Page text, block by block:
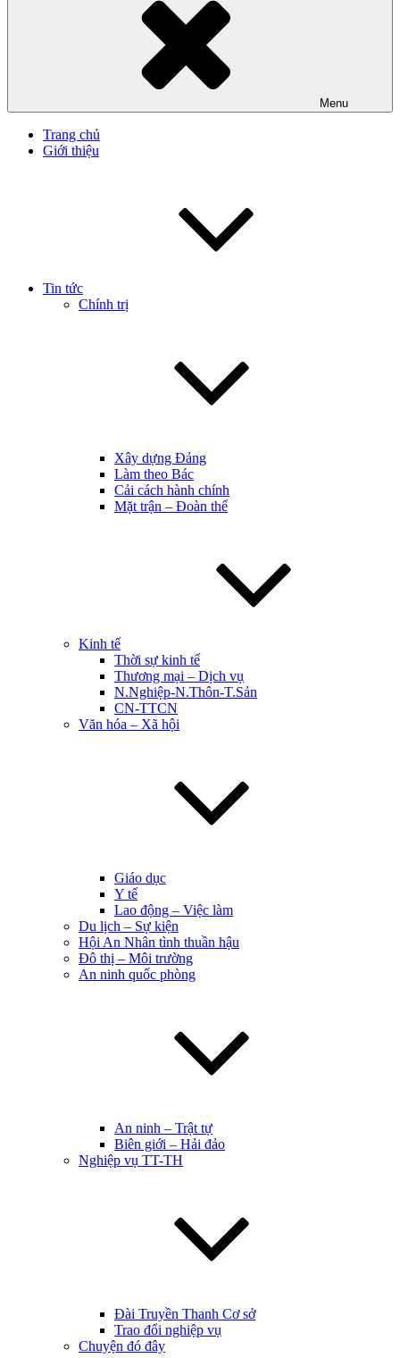
Menu
Trang chủ
Giới thiệu
Tin tức
Chính trị
Xây dựng Đảng
Làm theo Bác
Cải cách hành chính
Mặt trận – Đoàn thể
Kinh tế
Thời sự kinh tế
Thương mại – Dịch vụ
N.Nghiệp-N.Thôn-T.Sản
CN-TTCN
Văn hóa – Xã hội
Giáo dục
Y tế
Lao động – Việc làm
Du lịch – Sự kiện
Hội An Nhân tình thuần hậu
Đô thị – Môi trường
An ninh quốc phòng
An ninh – Trật tự
Biên giới – Hải đảo
Nghiệp vụ TT-TH
Đài Truyền Thanh Cơ sở
Trao đổi nghiệp vụ
Chuyện đó đây